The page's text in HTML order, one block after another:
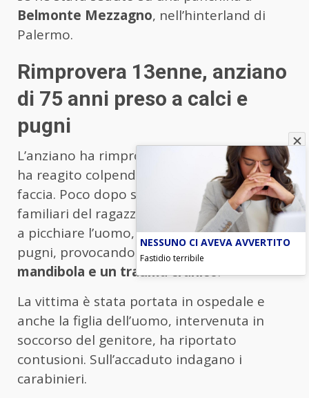
Belmonte Mezzagno, nell’hinterland di
Palermo.
Rimprovera 13enne, anziano
di 75 anni preso a calci e
pugni
L’anziano ha rimproverato il ragazzino, che
ha reagito colpendolo con un pugno in
faccia. Poco dopo sarebbero arrivati i
familiari del ragazzo che hanno continuato
a picchiare l’uomo, finito a terra, con calci e
pugni, provocandogli lafrattura della
mandibola e un trauma cranico.
La vittima è stata portata in ospedale e
anche la figlia dell’uomo, intervenuta in
soccorso del genitore, ha riportato
contusioni. Sull’accaduto indagano i
carabinieri.
NESSUNO CI AVEVA AVVERTITO
Fastidio terribile